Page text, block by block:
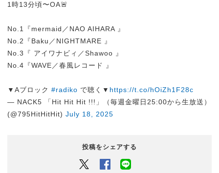
1時13分頃〜OA🚨
No.1『mermaid／NAO AIHARA 』
No.2『Baku／NIGHTMARE 』
No.3『 アイワナビィ／Shawoo 』
No.4『WAVE／春風レコード 』
▼Aブロック #radiko で聴く▼ https://t.co/hOiZh1F28c
— NACK5 「Hit Hit Hit !!!」（毎週金曜日25:00から生放送）
(@795HitHitHit) July 18, 2025
投稿をシェアする
Twitter Facebook